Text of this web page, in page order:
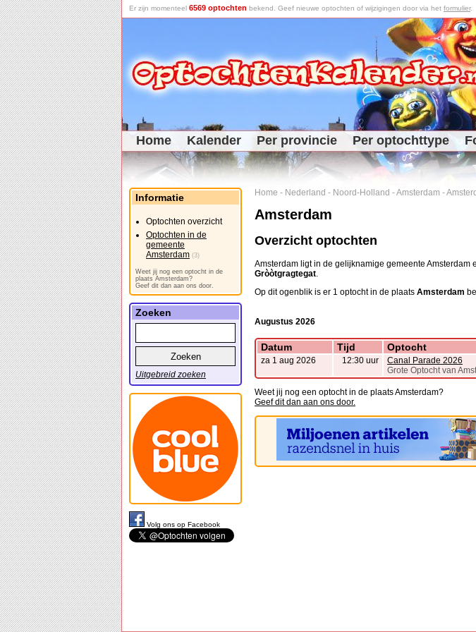
Er zijn momenteel 6569 optochten bekend. Geef nieuwe optochten of wijzigingen door via het formulier.
Home Kalender Per provincie Per optochttype
Home - Nederland - Noord-Holland -Amsterdam -
Amsterdam
Overzicht optochten
Amsterdam ligt in de gelijknamige gemeente Amsterdam
Gròòtgragtegat.
Op dit ogenblik is er 1 optocht in de plaats Amsterdam
Augustus 2026
Datum Tijd Optocht
za 1 aug 2026 12:30 uur
Canal Parade 2026
Grote Optocht van
Weet jij nog een optocht in de plaats Amsterdam?
Geef dit dan aan ons door.
Informatie
Optochten overzicht
Optochten in de
gemeente
Amsterdam (3)
Weet jij nog een optocht in de
plaats Amsterdam?
Geef dit dan aan ons door.
Zoeken
Uitgebreid zoeken
Volg ons op Facebook